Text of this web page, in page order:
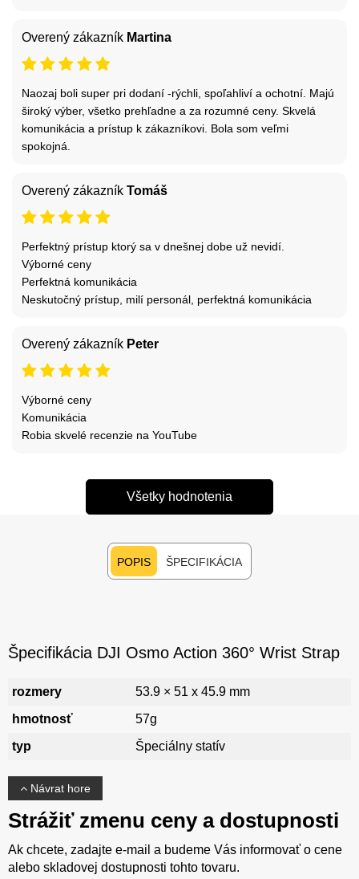
Overený zákazník Martina
Naozaj boli super pri dodaní -rýchli, spoľahliví a ochotní. Majú
široký výber, všetko prehľadne a za rozumné ceny. Skvelá
komunikácia a prístup k zákazníkovi. Bola som veľmi
spokojná.
Overený zákazník Tomáš
Perfektný prístup ktorý sa v dnešnej dobe už nevidí.
Výborné ceny
Perfektná komunikácia
Neskutočný prístup, milí personál, perfektná komunikácia
Overený zákazník Peter
Výborné ceny
Komunikácia
Robia skvelé recenzie na YouTube
Všetky hodnotenia
POPIS ŠPECIFIKÁCIA
Špecifikácia DJI Osmo Action 360° Wrist Strap
rozmery
53.9 × 51 x 45.9 mm
hmotnosť
57g
typ
Špeciálny statív
Návrat hore
Strážiť zmenu ceny a dostupnosti
Ak chcete, zadajte e-mail a budeme Vás informovať o cene
alebo skladovej dostupnosti tohto tovaru.